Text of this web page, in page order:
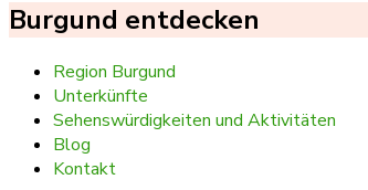
Burgund entdecken
Region Burgund
Unterkünfte
Sehenswürdigkeiten und Aktivitäten
Blog
Kontakt